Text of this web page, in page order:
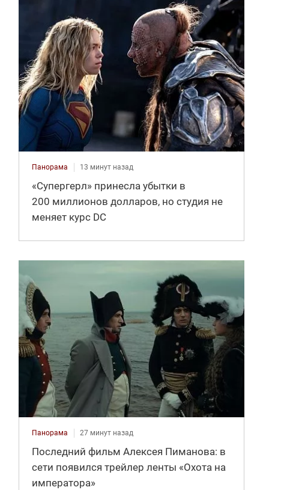
Панорама 13 минут назад
«Супергерл» принесла убытки в
200 миллионов долларов, но студия не
меняет курс DC
Панорама 27 минут назад
Последний фильм Алексея Пиманова: в
сети появился трейлер ленты «Охота на
императора»